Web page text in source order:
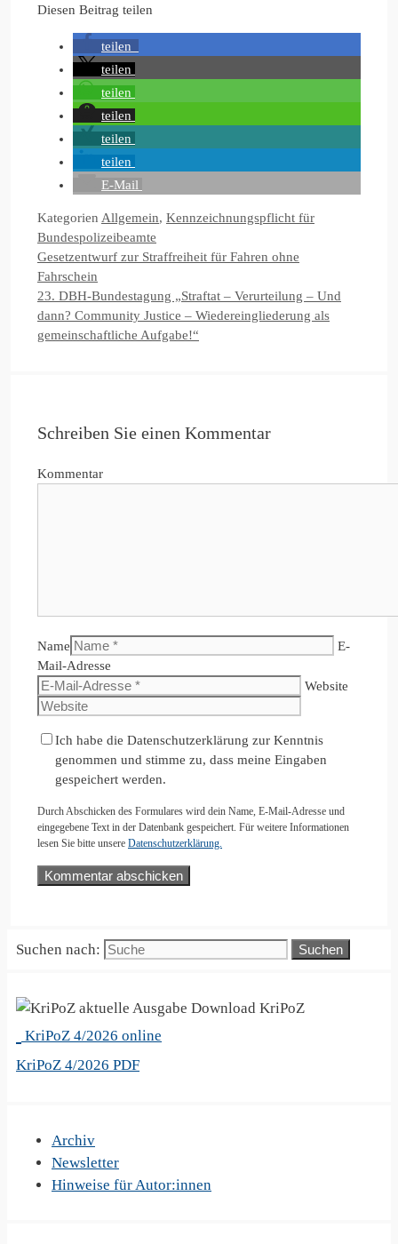
Diesen Beitrag teilen
teilen
teilen
teilen
teilen
teilen
teilen
E-Mail
Kategorien Allgemein, Kennzeichnungspflicht für
Bundespolizeibeamte
Gesetzentwurf zur Straffreiheit für Fahren ohne
Fahrschein
23. DBH-Bundestagung „Straftat – Verurteilung – Und
dann? Community Justice – Wiedereingliederung als
gemeinschaftliche Aufgabe!“
Schreiben Sie einen Kommentar
Kommentar
Name
E-
Mail-Adresse
Website
Ich habe die Datenschutzerklärung zur Kenntnis
genommen und stimme zu, dass meine Eingaben
gespeichert werden.
Durch Abschicken des Formulares wird dein Name, E-Mail-Adresse und
eingegebene Text in der Datenbank gespeichert. Für weitere Informationen
lesen Sie bitte unsere Datenschutzerklärung.
Suchen nach:
KriPoZ
KriPoZ 4/2026 online
KriPoZ 4/2026 PDF
Archiv
Newsletter
Hinweise für Autor:innen